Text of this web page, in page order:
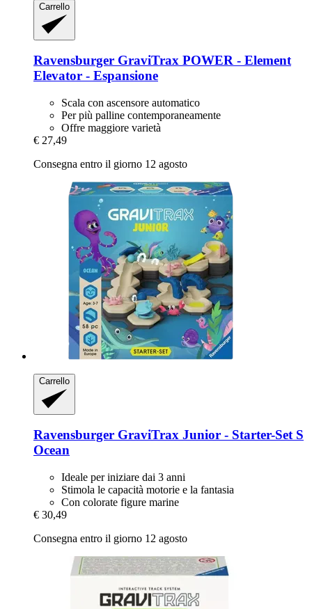
Carrello
Ravensburger GraviTrax POWER -​ Element
Elevator -​ Espansione
Scala con ascensore automatico
Per più palline contemporaneamente
Offre maggiore varietà
€ 27,49
Consegna entro il giorno 12 agosto
Carrello
Ravensburger GraviTrax Junior -​ Starter-​Set S
Ocean
Ideale per iniziare dai 3 anni
Stimola le capacità motorie e la fantasia
Con colorate figure marine
€ 30,49
Consegna entro il giorno 12 agosto